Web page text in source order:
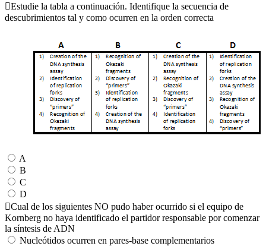
Estudie la tabla a continuación. Identifique la secuencia de
descubrimientos tal y como ocurren en la orden correcta
A
B
C
D
Cual de los siguientes NO pudo haber ocurrido si el equipo de
Kornberg no haya identificado el partidor responsable por comenzar
la síntesis de ADN
Nucleótidos ocurren en pares-base complementarios